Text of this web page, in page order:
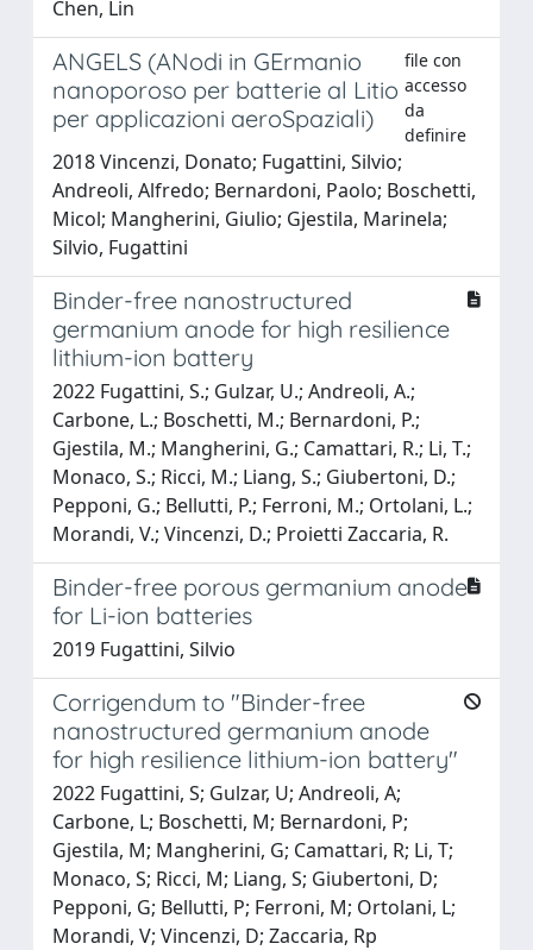
Chen, Lin
ANGELS (ANodi in GErmanio
nanoporoso per batterie al Litio
per applicazioni aeroSpaziali)
file con
accesso
da
definire
2018 Vincenzi, Donato; Fugattini, Silvio;
Andreoli, Alfredo; Bernardoni, Paolo; Boschetti,
Micol; Mangherini, Giulio; Gjestila, Marinela;
Silvio, Fugattini
Binder-free nanostructured
germanium anode for high resilience
lithium-ion battery
2022 Fugattini, S.; Gulzar, U.; Andreoli, A.;
Carbone, L.; Boschetti, M.; Bernardoni, P.;
Gjestila, M.; Mangherini, G.; Camattari, R.; Li, T.;
Monaco, S.; Ricci, M.; Liang, S.; Giubertoni, D.;
Pepponi, G.; Bellutti, P.; Ferroni, M.; Ortolani, L.;
Morandi, V.; Vincenzi, D.; Proietti Zaccaria, R.
Binder-free porous germanium anode
for Li-ion batteries
2019 Fugattini, Silvio
Corrigendum to "Binder-free
nanostructured germanium anode
for high resilience lithium-ion battery"
2022 Fugattini, S; Gulzar, U; Andreoli, A;
Carbone, L; Boschetti, M; Bernardoni, P;
Gjestila, M; Mangherini, G; Camattari, R; Li, T;
Monaco, S; Ricci, M; Liang, S; Giubertoni, D;
Pepponi, G; Bellutti, P; Ferroni, M; Ortolani, L;
Morandi, V; Vincenzi, D; Zaccaria, Rp